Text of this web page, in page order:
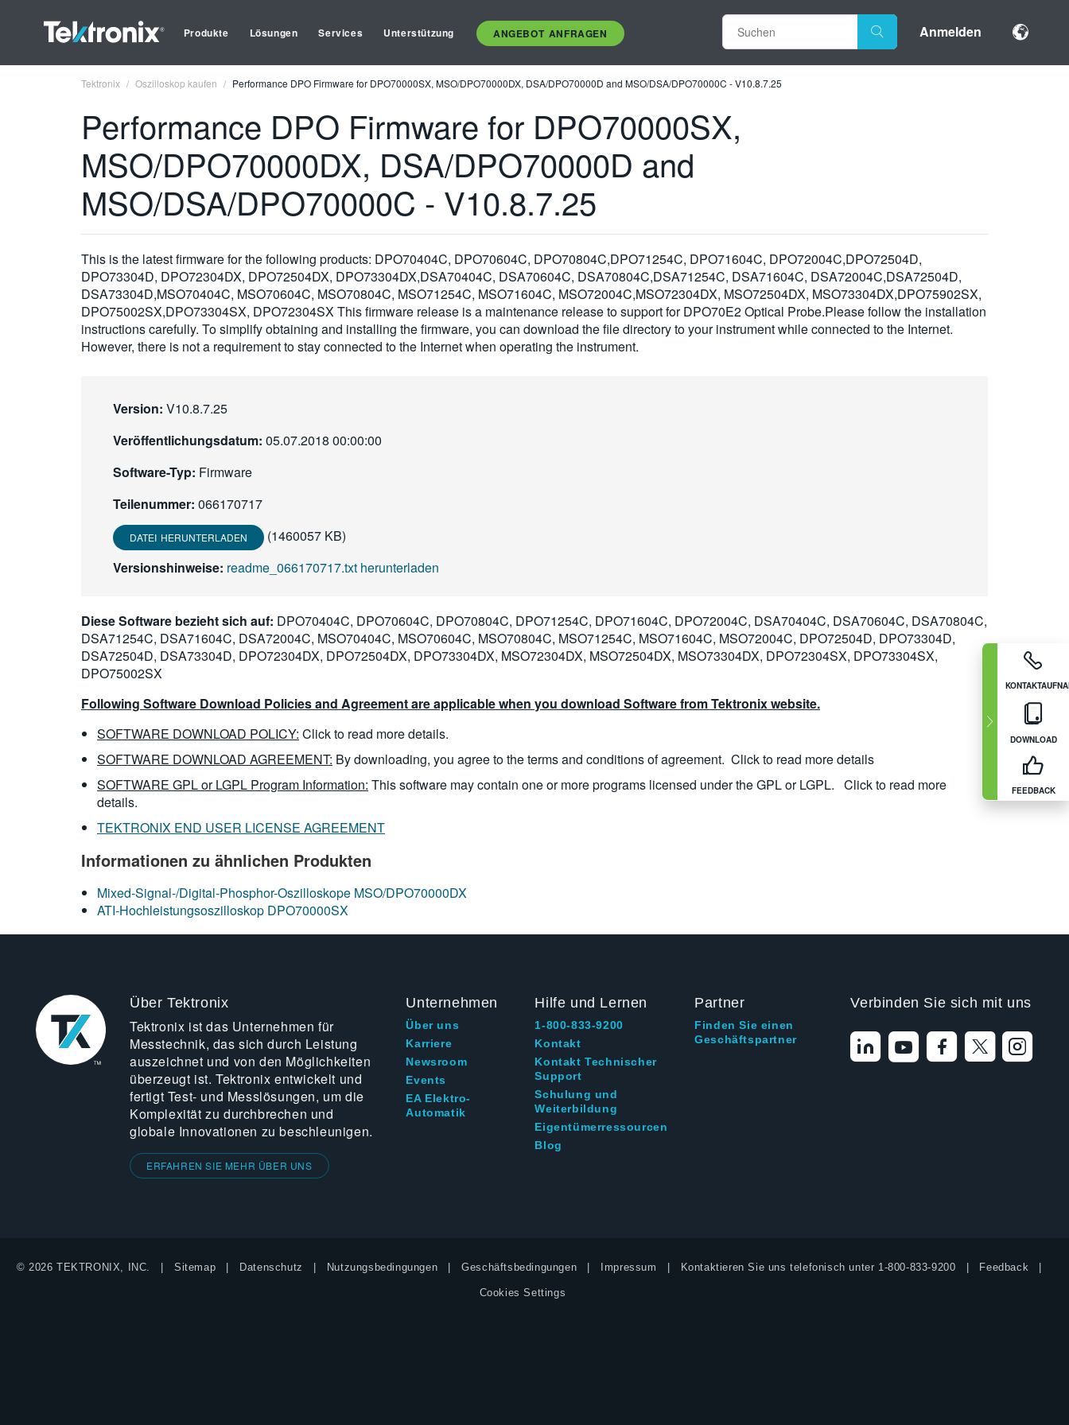
Produkte Lösungen Services Unterstützung ANGEBOT ANFRAGEN Anmelden
DOWNLOAD
FEEDBACK
Tektronix Oszilloskop kaufen Performance DPO Firmware for DPO70000SX, MSO/DPO70000DX, DSA/DPO70000D and MSO/DSA/DPO70000C - V10.8.7.25
Performance DPO Firmware for DPO70000SX,
MSO/DPO70000DX, DSA/DPO70000D and
MSO/DSA/DPO70000C - V10.8.7.25
This is the latest firmware for the following products: DPO70404C, DPO70604C, DPO70804C,DPO71254C, DPO71604C, DPO72004C,DPO72504D,
DPO73304D, DPO72304DX, DPO72504DX, DPO73304DX,DSA70404C, DSA70604C, DSA70804C,DSA71254C, DSA71604C, DSA72004C,DSA72504D,
DSA73304D,MSO70404C, MSO70604C, MSO70804C, MSO71254C, MSO71604C, MSO72004C,MSO72304DX, MSO72504DX, MSO73304DX,DPO75902SX,
DPO75002SX,DPO73304SX, DPO72304SX This firmware release is a maintenance release to support for DPO70E2 Optical Probe.Please follow the installation
instructions carefully. To simplify obtaining and installing the firmware, you can download the file directory to your instrument while connected to the Internet.
However, there is not a requirement to stay connected to the Internet when operating the instrument.
Version: V10.8.7.25
Veröffentlichungsdatum: 05.07.2018 00:00:00
Software-Typ: Firmware
Teilenummer: 066170717
DATEI HERUNTERLADEN
(1460057 KB)
Versionshinweise: readme_066170717.txt herunterladen
Diese Software bezieht sich auf: DPO70404C, DPO70604C, DPO70804C, DPO71254C, DPO71604C, DPO72004C, DSA70404C, DSA70604C, DSA70804C,
DSA71254C, DSA71604C, DSA72004C, MSO70404C, MSO70604C, MSO70804C, MSO71254C, MSO71604C, MSO72004C, DPO72504D, DPO73304D,
DSA72504D, DSA73304D, DPO72304DX, DPO72504DX, DPO73304DX, MSO72304DX, MSO72504DX, MSO73304DX, DPO72304SX, DPO73304SX,
DPO75002SX
Following Software Download Policies and Agreement are applicable when you download Software from Tektronix website.
SOFTWARE DOWNLOAD POLICY: Click to read more details.
SOFTWARE DOWNLOAD AGREEMENT: By downloading, you agree to the terms and conditions of agreement. Click to read more details
SOFTWARE GPL or LGPL Program Information: This software may contain one or more programs licensed under the GPL or LGPL. Click to read more
details.
TEKTRONIX END USER LICENSE AGREEMENT
Informationen zu ähnlichen Produkten
Mixed-Signal-/Digital-Phosphor-Oszilloskope MSO/DPO70000DX
ATI-Hochleistungsoszilloskop DPO70000SX
Über Tektronix
Tektronix ist das Unternehmen für
Messtechnik, das sich durch Leistung
auszeichnet und von den Möglichkeiten
überzeugt ist. Tektronix entwickelt und
fertigt Test- und Messlösungen, um die
Komplexität zu durchbrechen und
globale Innovationen zu beschleunigen.
ERFAHREN SIE MEHR ÜBER UNS
Unternehmen
Über uns
Karriere
Newsroom
Events
EA Elektro-
Automatik
Hilfe und Lernen
1-800-833-9200
Kontakt
Kontakt Technischer
Support
Schulung und
Weiterbildung
Eigentümerressourcen
Blog
Partner
Finden Sie einen
Geschäftspartner
Verbinden Sie sich mit uns
© 2026 TEKTRONIX, INC. Sitemap Datenschutz Nutzungsbedingungen Geschäftsbedingungen Impressum Kontaktieren Sie uns telefonisch unter 1-800-833-9200 Feedback
Cookies Settings